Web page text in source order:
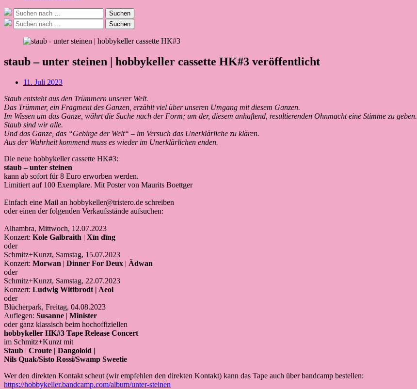
Suche
nach:
Suchen
Suche
nach:
Suchen
staub – unter steinen | hobbykeller cassette HK#3 veröffentlicht
Beitragsdatum
11. Juli 2023
Staub entsteht aus den Trümmern unserer Welt.
Das Trümmer, ein Fragment des Ganzen, erzählt viel über unseren Umgang mit diesem Ganzen.
Im Wissen um das Ganze, währt die Suche nach der Form; um der, diesem anhaftend, resultierenden Ohnmacht eine Stimme zu geben.
Staub sind wir alle.
Und das Ganze, das “Gebirge der Welt“ – im Versuch das Unerklärliche zu klären.
Aus der Wahrheit kommend muss es wieder im Unerklärlichen enden.
Die neue hobbykeller cassette HK#3:
staub – unter steinen
kann ab sofort für 8 Euro erworben werden.
Limitiert auf 100 Exemplare. Mit Poster von Maurits Boettger
Einfach eine Mail an hobbykeller@tristero.de schreiben
oder einen der folgenden Verkaufsstände aufsuchen:
Alhambra, Mittwoch, 12.07.2023
Konzert: Kole Galbraith | Xīn dīng
oder
Schmitz+Kunzt, Samstag, 15.07.2023
Konzert: Morwan | Dinner For Deux | Ädwan
oder
Schmitz+Kunzt, Samstag, 22.07.2023
Konzert: Ludwig Wittbrodt | Aeol
oder
Blücherpark, Freitag, 04.08.2023
Auflegen: Susanne | Minister
oder ganz klassisch beim hochoffiziellen
hobbykeller HK#3 Tape Release Concert
im Schmitz+Kunzt mit
Staub | Croute | Dangoloid |
Nils Quak/Sisto Rossi/Swamp Sweetie
Wer den direkten Kontakt scheut (wir empfehlen den direkten Kontakt) kann das Tape auch über bandcamp bestellen:
https://hobbykeller.bandcamp.com/album/unter-steinen